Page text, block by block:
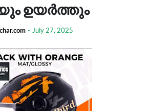
ഉയർത്തും
- July 27, 2025